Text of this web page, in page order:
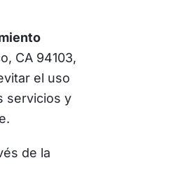
CA 94103,
el uso
servicios y
de la